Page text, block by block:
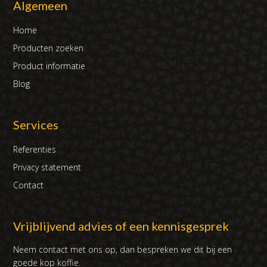
Algemeen
Home
Producten zoeken
Product informatie
Blog
Services
Referenties
Privacy statement
Contact
Vrijblijvend advies of een kennisgesprek
Neem contact met ons op, dan bespreken we dit bij een
goede kop koffie.